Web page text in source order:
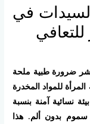
في
ضرورة طبية ملحة
المرأة للمواد المخدرة
نسائية آمنة بنسبة
سموم بدون ألم. هذا